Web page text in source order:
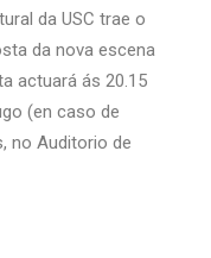
da USC trae o
da nova escena
actuará ás 20.15
(en caso de
no Auditorio de